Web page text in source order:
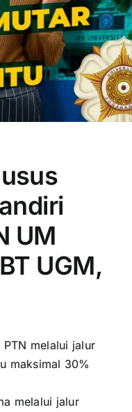
UM
UGM,
melalui jalur
maksimal 30%
melalui jalur